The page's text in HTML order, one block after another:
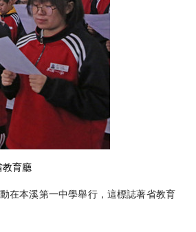
教育廳
本溪第一中學舉行，這標誌著省教育